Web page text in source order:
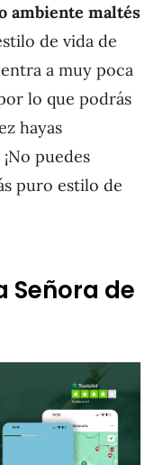
ambiente maltés
de vida de
a muy poca
lo que podrás
hayas
puedes
puro estilo de
Señora de